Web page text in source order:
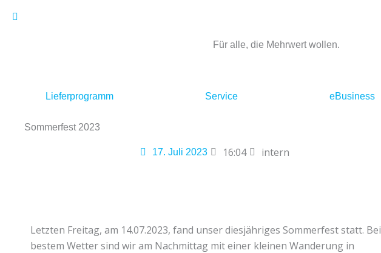
Inhalt
Für alle, die Mehrwert wollen.
Lieferprogramm Service eBusiness
Sommerfest 2023
17. Juli 2023 16:04 intern
Letzten Freitag, am 14.07.2023, fand unser diesjähriges Sommerfest statt. Bei
bestem Wetter sind wir am Nachmittag mit einer kleinen Wanderung in